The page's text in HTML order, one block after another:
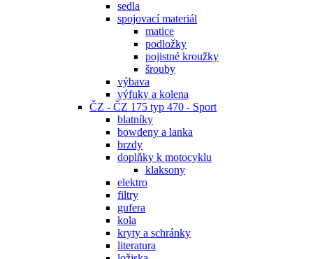
sedla
spojovací materiál
matice
podložky
pojistné kroužky
šrouby
výbava
výfuky a kolena
ČZ - ČZ 175 typ 470 - Sport
blatníky
bowdeny a lanka
brzdy
doplňky k motocyklu
klaksony
elektro
filtry
gufera
kola
kryty a schránky
literatura